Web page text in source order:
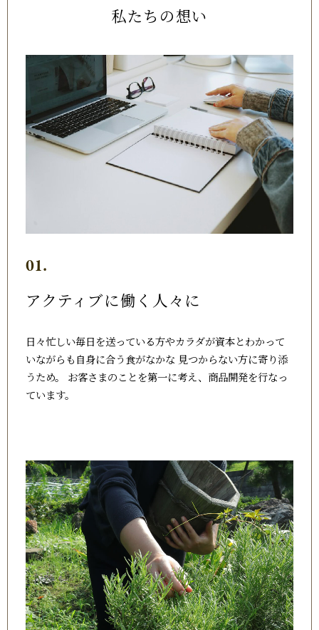
私たちの想い
01.
アクティブに働く人々に
日々忙しい毎日を送っている方やカラダが資本とわかって
いながらも自身に合う食がなかな 見つからない方に寄り添
うため。 お客さまのことを第一に考え、商品開発を行なっ
ています。